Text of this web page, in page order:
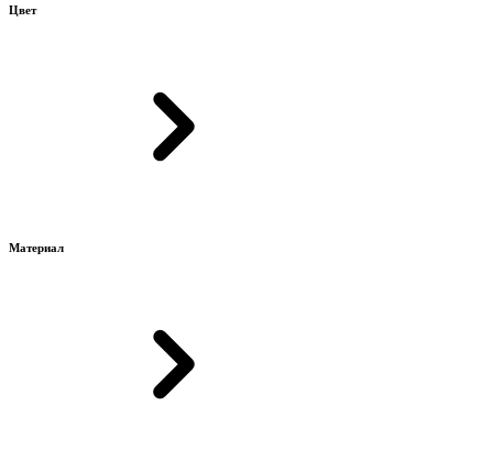
Цвет
Материал